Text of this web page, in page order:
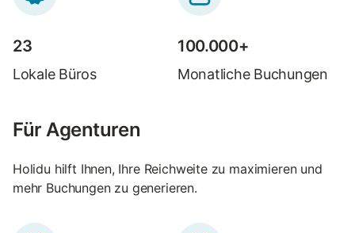
23
Lokale Büros
100.000+
Monatliche Buchungen
Für Agenturen
Holidu hilft Ihnen, Ihre Reichweite zu maximieren und
mehr Buchungen zu generieren.